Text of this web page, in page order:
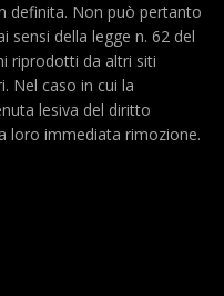
definita. Non può pertanto
sensi della legge n. 62 del
riprodotti da altri siti
Nel caso in cui la
lesiva del diritto
loro immediata rimozione.